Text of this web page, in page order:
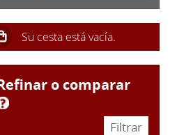
refinar o comparar